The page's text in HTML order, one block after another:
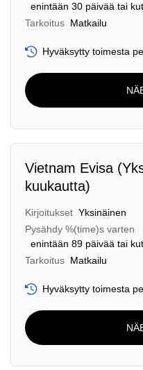
enintään 30 päivää tai
Tarkoitus Matkailu
Hyväksytty toimesta
Vietnam Evisa
kuukautta)
Kirjoitukset Yksinäinen
Pysähdy %(time)s varten
enintään 89 päivää tai
Tarkoitus Matkailu
Hyväksytty toimesta